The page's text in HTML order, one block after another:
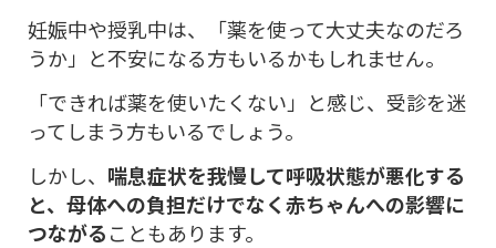
妊娠中や授乳中は、「薬を使って大丈夫なのだろ
うか」と不安になる方もいるかもしれません。
「できれば薬を使いたくない」と感じ、受診を迷
ってしまう方もいるでしょう。
しかし、 喘息症状を我慢して呼吸状態が悪化する
と、母体への負担だけでなく赤ちゃんへの影響に
つながることもあります。